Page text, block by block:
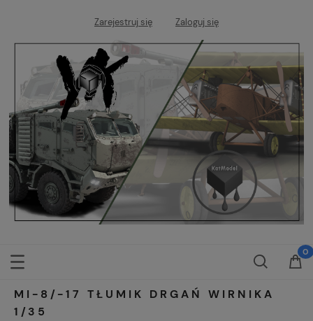
Zarejestruj się Zaloguj się
MI-8/-17 TŁUMIK DRGAŃ WIRNIKA
1/35